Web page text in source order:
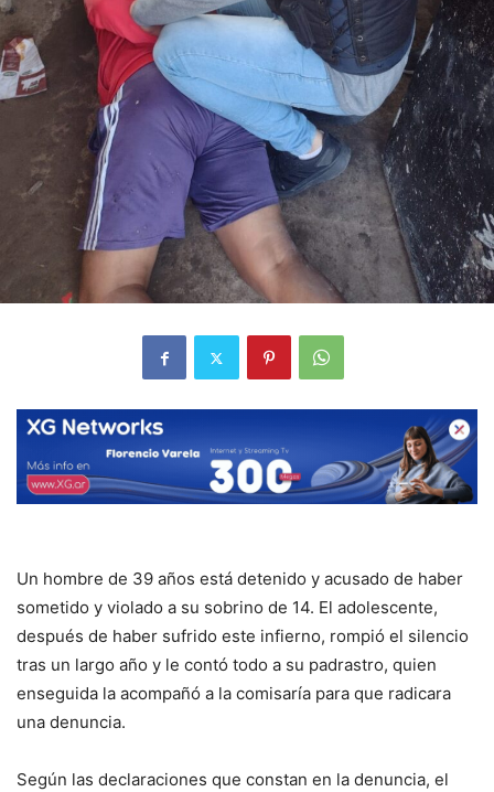
Un hombre de 39 años está detenido y acusado de haber
sometido y violado a su sobrino de 14. El adolescente,
después de haber sufrido este infierno, rompió el silencio
tras un largo año y le contó todo a su padrastro, quien
enseguida la acompañó a la comisaría para que radicara
una denuncia.
Según las declaraciones que constan en la denuncia, el